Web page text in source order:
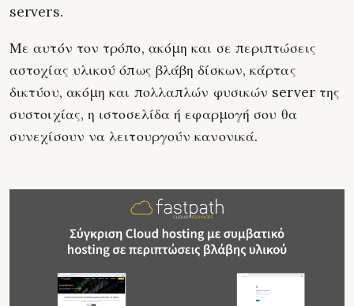
servers.
Με αυτόν τον τρόπο, ακόμη και σε περιπτώσεις
αστοχίας υλικού όπως βλάβη δίσκων, κάρτας
δικτύου, ακόμη και πολλαπλών φυσικών server της
συστοιχίας, η ιστοσελίδα ή εφαρμογή σου θα
συνεχίσουν να λειτουργούν κανονικά.